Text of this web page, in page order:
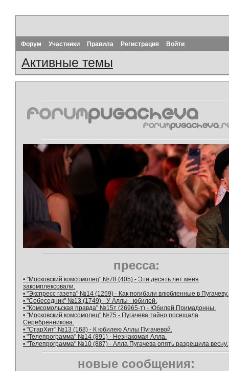
Форум Участники Правила Регистрация Войти
Активные темы
пресса:
• "Московский комсомолец" №78 (405) - Эти десять лет меня
закомплексовали.
• "Экспресс газета" №14 (1259) - Как погибали влюбленные в Пугачеву.
• "Собеседник" №13 (1749) - У Аллы - юбилей.
• "Комсомольская правда" №15т (26965-т) - Юбилей Примадонны.
• "Московский комсомолец" №75 - Пугачева тайно посещала
Серебренникова.
• "СтарХит" №13 (168) - К юбилею Аллы Пугачевой.
• "Телепрограмма" №14 (891) - Незнакомая Алла.
• "Телепрограмма" №10 (887) - Алла Пугачева опять разрешила весну.
новые сообщения: